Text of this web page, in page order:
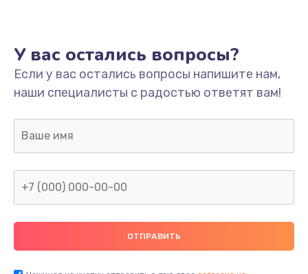
У вас остались вопросы?
Если у вас остались вопросы напишите нам,
наши специалисты с радостью ответят вам!